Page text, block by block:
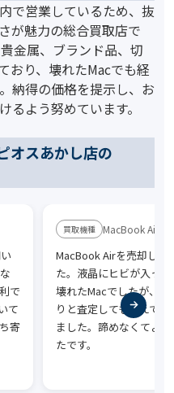
で営業しているため、抜
が魅力の総合買取店で
金属、ブランド品、切
おり、壊れたMacでも経
納得の価格を提示し、お
るよう努めています。
オスあかし店の
で
て
寄
MacBook Air
MacBook Airを売却しま
た。液晶にヒビが入って
壊れたMacでしたが、し
りと査定してもらえて助
ました。諦めなくてよ
たです。